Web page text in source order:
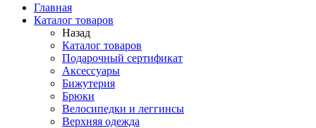
Главная
Каталог товаров
Назад
Каталог товаров
Подарочный сертификат
Аксессуары
Бижутерия
Брюки
Велосипедки и леггинсы
Верхняя одежда